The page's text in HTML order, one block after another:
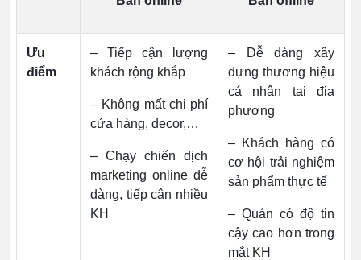
Ưu
điểm
– Tiếp cận lượng
khách rộng khắp
– Không mất chi phí
cửa hàng, decor,…
– Chạy chiến dịch
marketing online dễ
dàng, tiếp cận nhiều
KH
– Dễ dàng xây
dựng thương hiệu
cá nhân tại địa
phương
– Khách hàng có
cơ hội trải nghiệm
sản phẩm thực tế
– Quán có độ tin
cậy cao hơn trong
mắt KH